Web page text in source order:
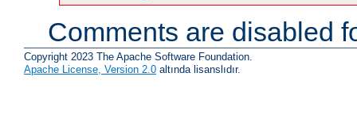
Comments are disabled
Copyright 2023 The Apache Software Foundation.
Apache License, Version 2.0 altında lisanslıdır.